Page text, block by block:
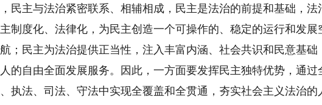
主与法治紧密联系、相辅相成，民主是法治的前提和基础，法
制度化、法律化，为民主创造一个可操作的、稳定的运行和发展
；民主为法治提供正当性，注入丰富内涵、社会共识和民意基础
的自由全面发展服务。因此，一方面要发挥民主独特优势，通过
执法、司法、守法中实现全覆盖和全贯通，夯实社会主义法治的